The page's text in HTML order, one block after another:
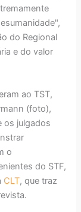
do Regional
e do valor
ao TST,
(foto),
os julgados
o
do STF,
CLT, que traz